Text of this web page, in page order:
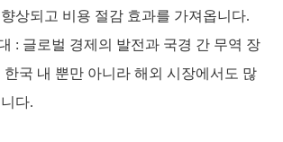
상되고 비용 절감 효과를 가져옵니다.
: 글로벌 경제의 발전과 국경 간 무역 장
한국 내 뿐만 아니라 해외 시장에서도 많
다.